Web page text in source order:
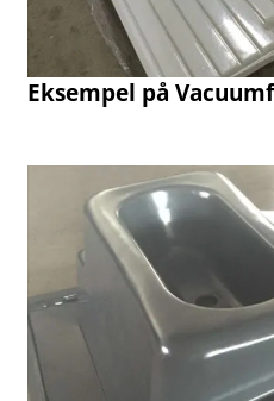
Eksempel på